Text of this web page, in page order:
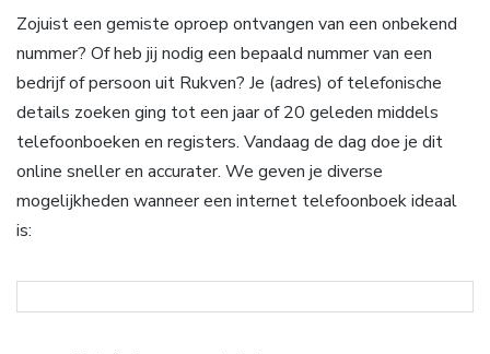
Zojuist een gemiste oproep ontvangen van een onbekend
nummer? Of heb jij nodig een bepaald nummer van een
bedrijf of persoon uit Rukven? Je (adres) of telefonische
details zoeken ging tot een jaar of 20 geleden middels
telefoonboeken en registers. Vandaag de dag doe je dit
online sneller en accurater. We geven je diverse
mogelijkheden wanneer een internet telefoonboek ideaal
is: